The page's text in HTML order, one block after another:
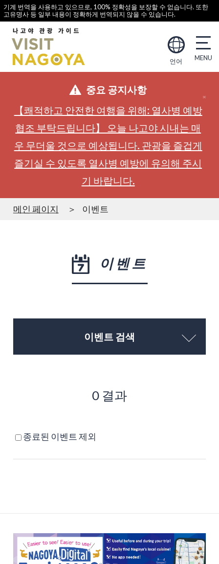
기계 번역을 사용하고 있으므로, 100% 정확성을 보장할 수 없습니다. 또한
고유명사 등 일부 내용이 정확하게 번역되지 않을 수 있습니다.
언어
중요 공지사항
【쾌적하고 안전한 여행을 위해: 열사병 예방
협조 부탁드립니다】 오늘 나고야 시내는 매
우 무더울 것으로 예상됩니다. 관광을 즐겁게
즐기실 수 있도록 열사병 예방에 유의해 주시
기 바랍니다.
메인 페이지 이벤트
이벤트
이벤트 검색
0 결과
종료된 이벤트 제외